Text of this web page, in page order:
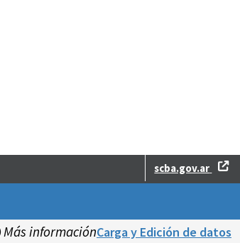
scba.gov.ar
Más informaciónCarga y Edición de datos